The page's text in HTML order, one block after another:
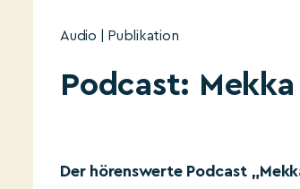
Audio | Publikation
Podcast:
Der hörenswerte Podcast